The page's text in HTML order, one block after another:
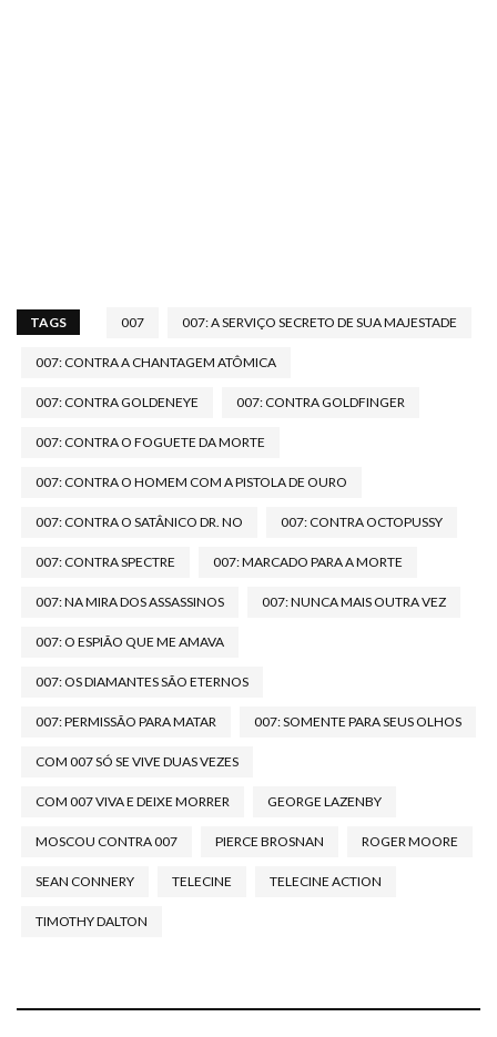
TAGS 007 007: A SERVIÇO SECRETO DE SUA MAJESTADE
007: CONTRA A CHANTAGEM ATÔMICA
007: CONTRA GOLDENEYE 007: CONTRA GOLDFINGER
007: CONTRA O FOGUETE DA MORTE
007: CONTRA O HOMEM COM A PISTOLA DE OURO
007: CONTRA O SATÂNICO DR. NO 007: CONTRA OCTOPUSSY
007: CONTRA SPECTRE 007: MARCADO PARA A MORTE
007: NA MIRA DOS ASSASSINOS 007: NUNCA MAIS OUTRA VEZ
007: O ESPIÃO QUE ME AMAVA
007: OS DIAMANTES SÃO ETERNOS
007: PERMISSÃO PARA MATAR 007: SOMENTE PARA SEUS OLHOS
COM 007 SÓ SE VIVE DUAS VEZES
COM 007 VIVA E DEIXE MORRER GEORGE LAZENBY
MOSCOU CONTRA 007 PIERCE BROSNAN ROGER MOORE
SEAN CONNERY TELECINE TELECINE ACTION
TIMOTHY DALTON